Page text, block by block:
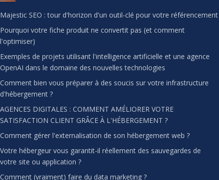
Majestic SEO : tour d'horizon d'un outil-clé pour votre référencement
Pourquoi votre fiche produit ne convertit pas (et comment
l'optimiser)
Exemples de projets utilisant l'intelligence artificielle et une agence
OpenAI dans le domaine des nouvelles technologies
Comment bien vous préparer à des soucis sur votre infrastructure
d'hébergement ?
AGENCES DIGITALES : COMMENT AMÉLIORER VOTRE
SATISFACTION CLIENT GRÂCE À L'HÉBERGEMENT ?
Comment gérer l'externalisation de son hébergement web ?
Votre hébergeur vous garantit-il réellement des sauvegardes de
votre site ou application ?
Comment (vraiment) faire du data marketing ?